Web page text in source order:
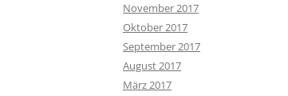
November 2017
Oktober 2017
September 2017
August 2017
März 2017